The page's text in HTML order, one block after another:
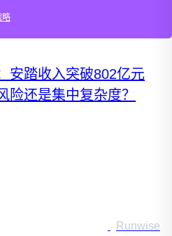
略
安踏收入突破802亿元
险还是集中复杂度？
Runwise